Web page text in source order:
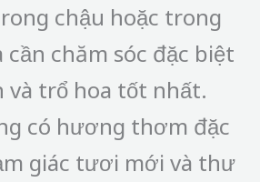
chậu hoặc trong
chăm sóc đặc biệt
và trổ hoa tốt nhất.
có hương thơm đặc
giác tươi mới và thư